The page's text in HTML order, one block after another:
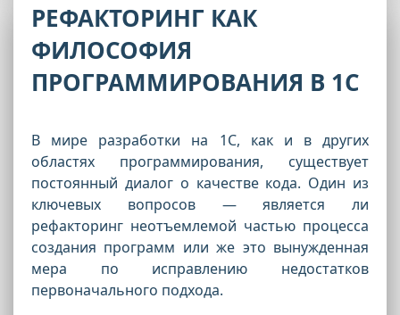
РЕФАКТОРИНГ КАК
ФИЛОСОФИЯ
ПРОГРАММИРОВАНИЯ В 1С
В мире разработки на 1С, как и в других
областях программирования, существует
постоянный диалог о качестве кода. Один из
ключевых вопросов — является ли
рефакторинг неотъемлемой частью процесса
создания программ или же это вынужденная
мера по исправлению недостатков
первоначального подхода.